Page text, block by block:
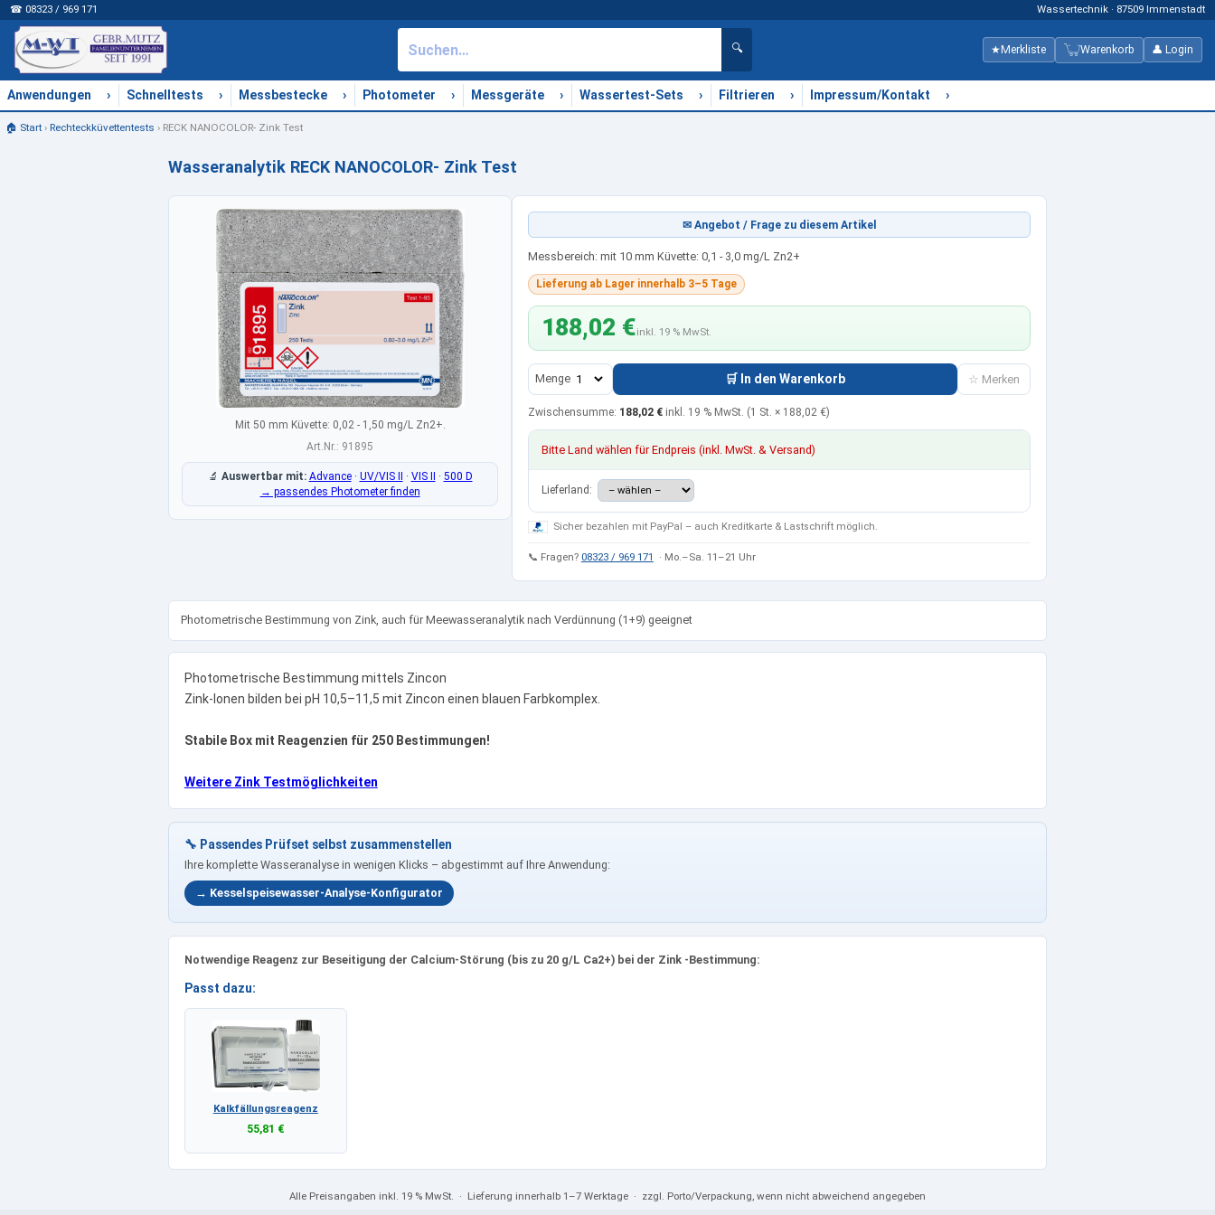
☎ 08323 / 969 171 Wassertechnik · 87509 Immenstadt
🔍 ★ Merkliste Warenkorb 👤 Login
Anwendungen › Schnelltests › Messbestecke › Photometer › Messgeräte › Wassertest-Sets › Filtrieren › Impressum/Kontakt ›
🏠 Start› Rechteckküvettentests › RECK NANOCOLOR- Zink Test
Wasseranalytik RECK NANOCOLOR- Zink Test
Mit 50 mm Küvette: 0,02 - 1,50 mg/L Zn2+.
Art.Nr.: 91895
🔬 Auswertbar mit: Advance· UV/VIS II · VIS II · 500 D
→ passendes Photometer finden
✉ Angebot / Frage zu diesem Artikel
Messbereich: mit 10 mm Küvette: 0,1 - 3,0 mg/L Zn2+
Lieferung ab Lager innerhalb 3–5 Tage
188,02 €inkl. 19 % MwSt.
Menge 🛒 In den Warenkorb ☆ Merken
Zwischensumme: 188,02 € inkl. 19 % MwSt. (1 St. × 188,02 €)
Bitte Land wählen für Endpreis (inkl. MwSt. & Versand)
Lieferland:
Sicher bezahlen mit PayPal – auch Kreditkarte & Lastschrift möglich.
📞 Fragen? 08323 / 969 171 · Mo.–Sa. 11–21 Uhr
Photometrische Bestimmung von Zink, auch für Meewasseranalytik nach Verdünnung (1+9) geeignet
Photometrische Bestimmung mittels Zincon
Zink-Ionen bilden bei pH 10,5–11,5 mit Zincon einen blauen Farbkomplex.
Stabile Box mit Reagenzien für 250 Bestimmungen!
Weitere Zink Testmöglichkeiten
🔧 Passendes Prüfset selbst zusammenstellen
Ihre komplette Wasseranalyse in wenigen Klicks – abgestimmt auf Ihre Anwendung:
→ Kesselspeisewasser-Analyse-Konfigurator
Notwendige Reagenz zur Beseitigung der Calcium-Störung (bis zu 20 g/L Ca2+) bei der Zink -Bestimmung:
Passt dazu:
Kalkfällungsreagenz
55,81 €
Alle Preisangaben inkl. 19 % MwSt. · Lieferung innerhalb 1–7 Werktage · zzgl. Porto/Verpackung, wenn nicht abweichend angegeben